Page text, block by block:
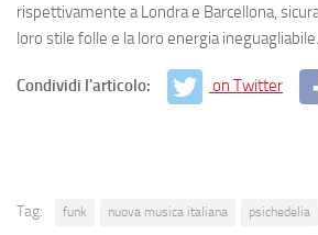
rispettivamente a Londra e Barcellona,
loro stile folle e la loro energia ineguagliabile.
Condividi l'articolo: on Twitter
Tag: funk nuova musica italiana psichedelia